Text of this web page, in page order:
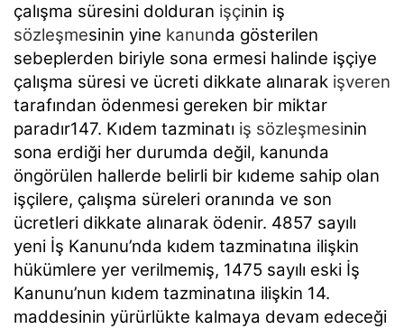
çalışma süresini dolduran işçinin iş
sözleşmesinin yine kanunda gösterilen
sebeplerden biriyle sona ermesi halinde işçiye
çalışma süresi ve ücreti dikkate alınarak işveren
tarafından ödenmesi gereken bir miktar
paradır147. Kıdem tazminatı iş sözleşmesinin
sona erdiği her durumda değil, kanunda
öngörülen hallerde belirli bir kıdeme sahip olan
işçilere, çalışma süreleri oranında ve son
ücretleri dikkate alınarak ödenir. 4857 sayılı
yeni İş Kanunu’nda kıdem tazminatına ilişkin
hükümlere yer verilmemiş, 1475 sayılı eski İş
Kanunu’nun kıdem tazminatına ilişkin 14.
maddesinin yürürlükte kalmaya devam edeceği